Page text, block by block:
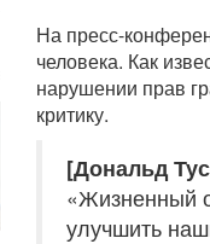
На пресс-
человека. Как
нарушении прав
критику.
[Дональд
«Жизненный
улучшить